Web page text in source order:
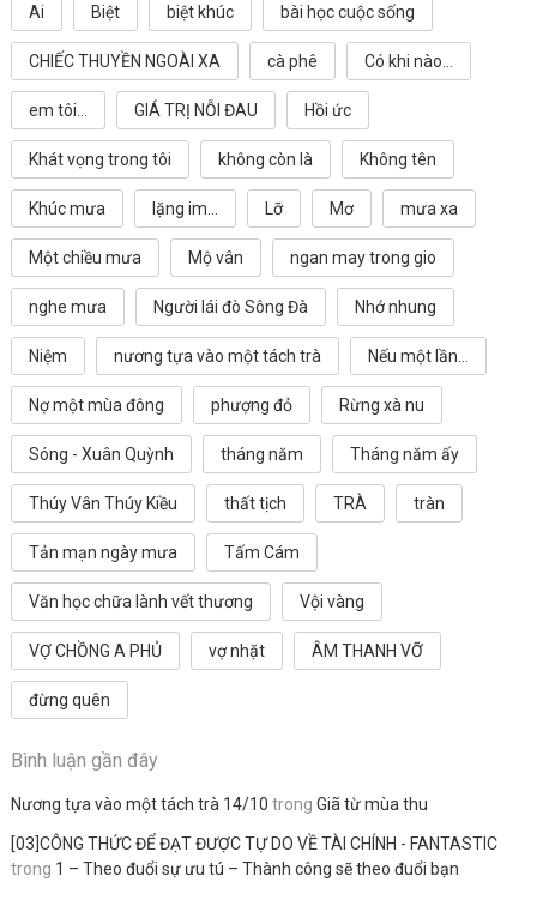
Ai Biệt biệt khúc bài học cuộc sống
CHIẾC THUYỀN NGOÀI XA cà phê Có khi nào...
em tôi... GIÁ TRỊ NỖI ĐAU Hồi ức
Khát vọng trong tôi không còn là Không tên
Khúc mưa lặng im... Lỡ Mơ mưa xa
Một chiều mưa Mộ vân ngan may trong gio
nghe mưa Người lái đò Sông Đà Nhớ nhung
Niệm nương tựa vào một tách trà Nếu một lần...
Nợ một mùa đông phượng đỏ Rừng xà nu
Sóng - Xuân Quỳnh tháng năm Tháng năm ấy
Thúy Vân Thúy Kiều thất tịch TRÀ tràn
Tản mạn ngày mưa Tấm Cám
Văn học chữa lành vết thương Vội vàng
VỢ CHỒNG A PHỦ vợ nhặt ÂM THANH VỠ
đừng quên
Bình luận gần đây
Nương tựa vào một tách trà 14/10 trong Giã từ mùa thu
[03]CÔNG THỨC ĐỂ ĐẠT ĐƯỢC TỰ DO VỀ TÀI CHÍNH - FANTASTIC
trong 1 – Theo đuổi sự ưu tú – Thành công sẽ theo đuổi bạn